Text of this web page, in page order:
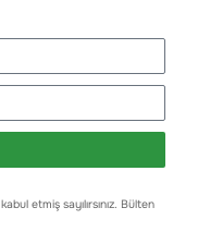
kabul etmiş sayılırsınız. Bülten